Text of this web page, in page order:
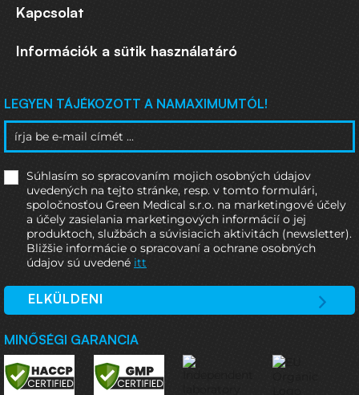
Kapcsolat
Információk a sütik használatáró
LEGYEN TÁJÉKOZOTT A NAMAXIMUMTÓL!
Súhlasím so spracovaním mojich osobných údajov
uvedených na tejto stránke, resp. v tomto formulári,
spoločnosťou Green Medical s.r.o. na marketingové účely
a účely zasielania marketingových informácií o jej
produktoch, službách a súvisiacich aktivitách (newsletter).
Bližšie informácie o spracovaní a ochrane osobných
údajov sú uvedené itt
ELKÜLDENI
MINŐSÉGI GARANCIA